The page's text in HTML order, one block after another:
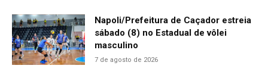
Napoli/Prefeitura de Caçador estreia
sábado (8) no Estadual de vôlei
masculino
7 de agosto de 2026